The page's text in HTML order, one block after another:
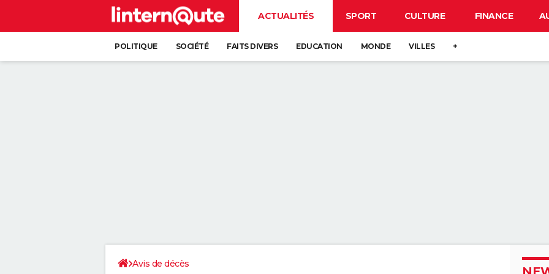
ACTUALITÉS SPORT CULTURE FINANCE
POLITIQUE SOCIÉTÉ FAITS DIVERS EDUCATION MONDE VILLES +
Avis de décès